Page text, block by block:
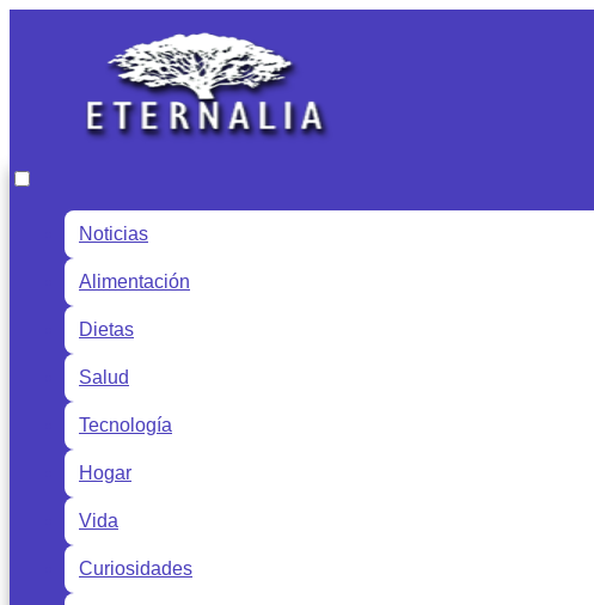
Noticias
Alimentación
Dietas
Salud
Tecnología
Hogar
Vida
Curiosidades